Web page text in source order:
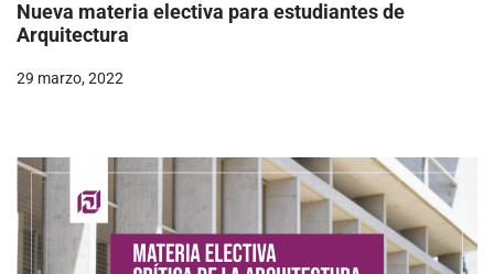
Nueva materia electiva para estudiantes de
Arquitectura
29 marzo, 2022